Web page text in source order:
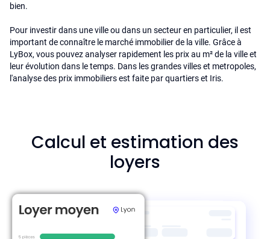
bien.
Pour investir dans une ville ou dans un secteur en particulier, il est
important de connaître le marché immobilier de la ville. Grâce à
LyBox, vous pouvez analyser rapidement les prix au m² de la ville et
leur évolution dans le temps. Dans les grandes villes et metropoles,
l'analyse des prix immobiliers est faite par quartiers et Iris.
Calcul et estimation des
loyers